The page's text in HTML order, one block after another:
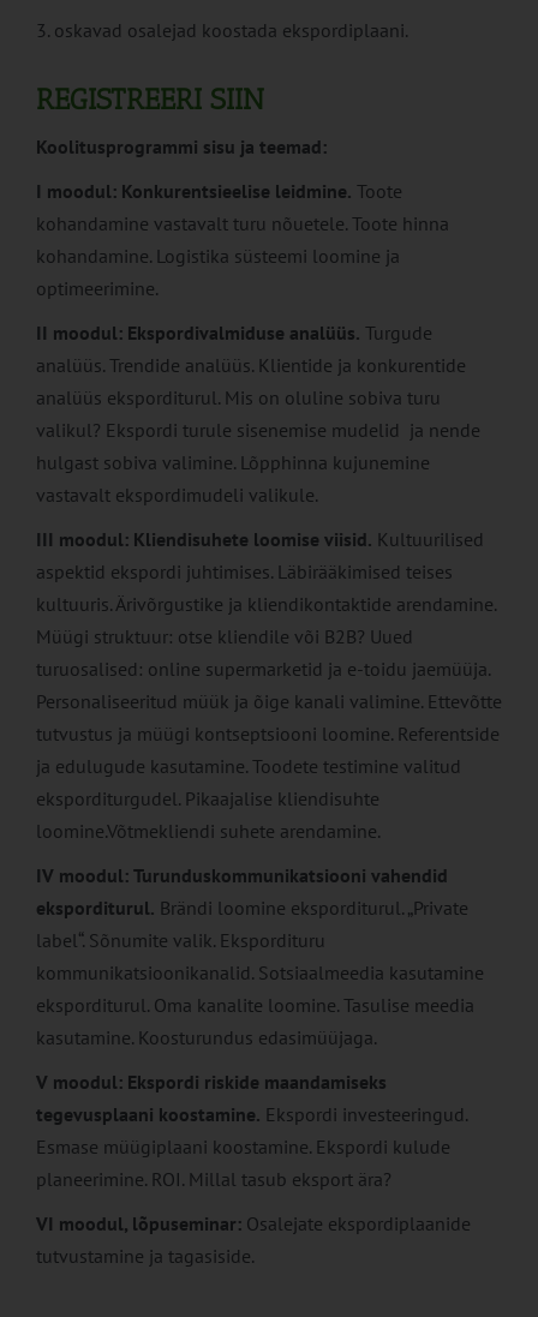
3. oskavad osalejad koostada ekspordiplaani.
REGISTREERI SIIN
Koolitusprogrammi sisu ja teemad:
I moodul: Konkurentsieelise leidmine. Toote
kohandamine vastavalt turu nõuetele. Toote hinna
kohandamine. Logistika süsteemi loomine ja
optimeerimine.
II moodul: Ekspordivalmiduse analüüs. Turgude
analüüs. Trendide analüüs. Klientide ja konkurentide
analüüs eksporditurul. Mis on oluline sobiva turu
valikul? Ekspordi turule sisenemise mudelid ja nende
hulgast sobiva valimine. Lõpphinna kujunemine
vastavalt ekspordimudeli valikule.
III moodul: Kliendisuhete loomise viisid. Kultuurilised
aspektid ekspordi juhtimises. Läbirääkimised teises
kultuuris. Ärivõrgustike ja kliendikontaktide arendamine.
Müügi struktuur: otse kliendile või B2B? Uued
turuosalised: online supermarketid ja e-toidu jaemüüja.
Personaliseeritud müük ja õige kanali valimine. Ettevõtte
tutvustus ja müügi kontseptsiooni loomine. Referentside
ja edulugude kasutamine. Toodete testimine valitud
eksporditurgudel. Pikaajalise kliendisuhte
loomine.Võtmekliendi suhete arendamine.
IV moodul: Turunduskommunikatsiooni vahendid
eksporditurul. Brändi loomine eksporditurul. „Private
label“. Sõnumite valik. Ekspordituru
kommunikatsioonikanalid. Sotsiaalmeedia kasutamine
eksporditurul. Oma kanalite loomine. Tasulise meedia
kasutamine. Koosturundus edasimüüjaga.
V moodul: Ekspordi riskide maandamiseks
tegevusplaani koostamine. Ekspordi investeeringud.
Esmase müügiplaani koostamine. Ekspordi kulude
planeerimine. ROI. Millal tasub eksport ära?
VI moodul, lõpuseminar: Osalejate ekspordiplaanide
tutvustamine ja tagasiside.